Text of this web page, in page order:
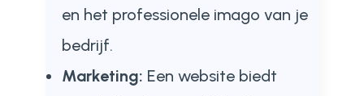
en het professionele imago van je
bedrijf.
Marketing: Een website biedt